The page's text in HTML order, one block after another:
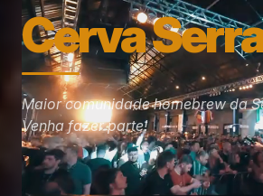
Cerva
Maior comunidade homebrew da
Venha fazer parte!